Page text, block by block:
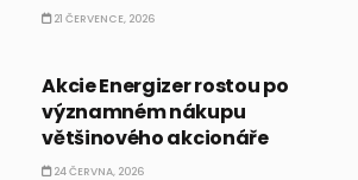
21 ČERVENCE, 2026
Akcie Energizer rostou po
významném nákupu
většinového akcionáře
24 ČERVNA, 2026